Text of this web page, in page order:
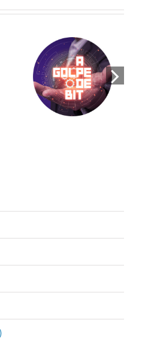
Luis de Pereda
on RNE: Cities
that share
energy, the
revolution has